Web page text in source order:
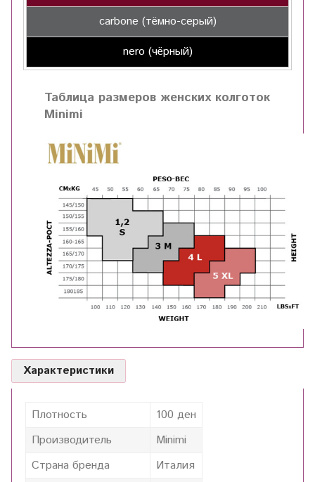
carbone (тёмно-серый)
nero (чёрный)
Таблица размеров женских колготок
Minimi
Характеристики
Плотность
100 ден
Производитель
Minimi
Страна бренда
Италия